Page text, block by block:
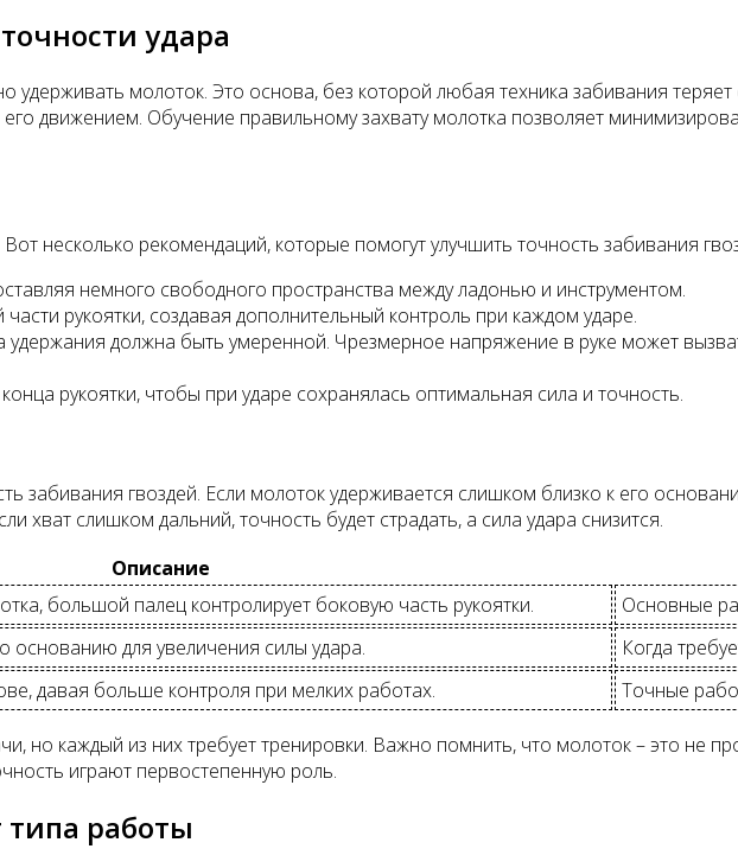
удара
удерживать молоток. Это основа, без которой любая техника забивания
движением. Обучение правильному захвату молотка позволяет
несколько рекомендаций, которые помогут улучшить точность забивания
немного свободного пространства между ладонью и инструментом.
рукоятки, создавая дополнительный контроль при каждом ударе.
удержания должна быть умеренной. Чрезмерное напряжение в руке может
рукоятки, чтобы при ударе сохранялась оптимальная сила и точность.
забивания гвоздей. Если молоток удерживается слишком близко к его
хват слишком дальний, точность будет страдать, а сила удара снизится.
Описание
большой палец контролирует боковую часть рукоятки.
Основные
основанию для увеличения силы удара.
Когда
давая больше контроля при мелких работах. Точные
но каждый из них требует тренировки. Важно помнить, что молоток – это не
играют первостепенную роль.
работы